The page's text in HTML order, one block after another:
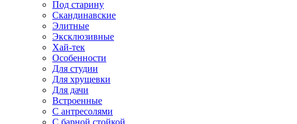
Под старину
Скандинавские
Элитные
Эксклюзивные
Хай-тек
Особенности
Для студии
Для хрущевки
Для дачи
Встроенные
С антресолями
С барной стойкой